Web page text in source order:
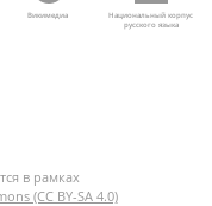
Викимедиа
Национальный корпус
русского языка
в рамках
(CC BY-SA 4.0)